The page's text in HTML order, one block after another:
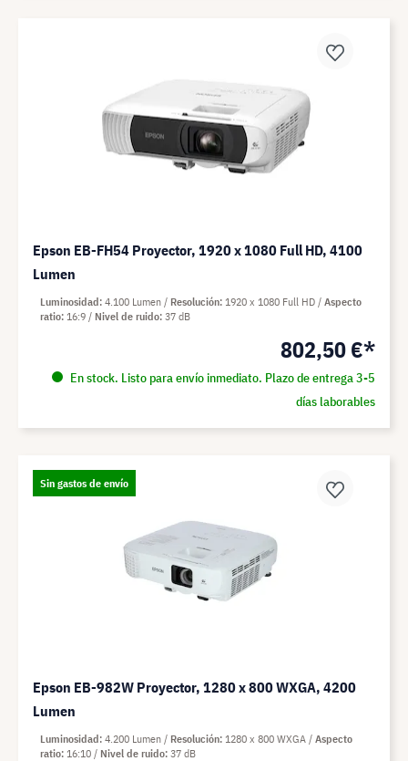
Epson EB-FH54 Proyector, 1920 x 1080 Full HD, 4100
Lumen
802,50 €*
En stock. Listo para envío inmediato. Plazo de entrega 3-5
días laborables
Luminosidad 4.100 Lumen Resolución 1920 x 1080 Full HD
Aspecto
ratio 16:9 Nivel de ruido 37 dB
Sin gastos de envío
Epson EB-982W Proyector, 1280 x 800 WXGA, 4200
Lumen
Luminosidad 4.200 Lumen Resolución 1280 x 800 WXGA
Aspecto
ratio 16:10 Nivel de ruido 37 dB